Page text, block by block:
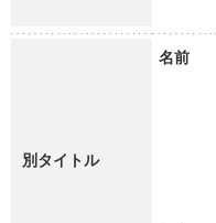
別タイトル
名前